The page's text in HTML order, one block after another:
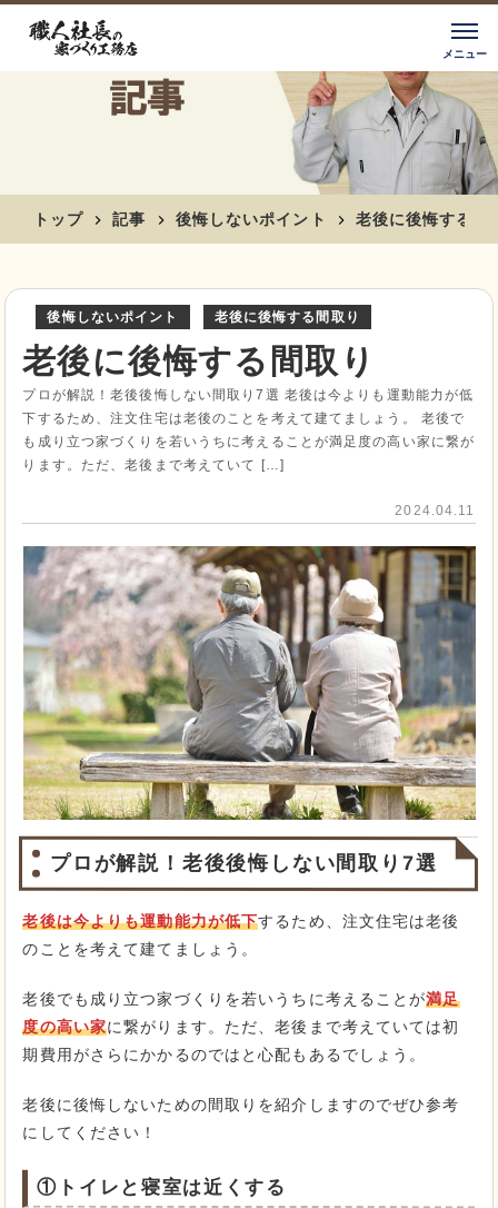
トップ 記事 後悔しないポイント 老後に後悔する間
後悔しないポイント 老後に後悔する間取り
老後に後悔する間取り
プロが解説！老後後悔しない間取り7選 老後は今よりも運動能力が低
下するため、注文住宅は老後のことを考えて建てましょう。 老後で
も成り立つ家づくりを若いうちに考えることが満足度の高い家に繋が
ります。ただ、老後まで考えていて […]
2024.04.11
プロが解説！老後後悔しない間取り7選
老後は今よりも運動能力が低下するため、注文住宅は老後
のことを考えて建てましょう。
老後でも成り立つ家づくりを若いうちに考えることが満足
度の高い家に繋がります。ただ、老後まで考えていては初
期費用がさらにかかるのではと心配もあるでしょう。
老後に後悔しないための間取りを紹介しますのでぜひ参考
にしてください！
①トイレと寝室は近くする